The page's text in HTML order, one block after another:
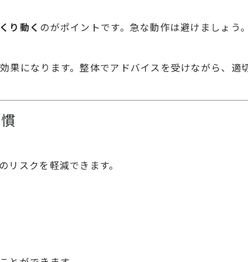
り動く のがポイントです。急な動作は避けましょう。
果になります。整体でアドバイスを受けながら、適
スクを軽減できます。